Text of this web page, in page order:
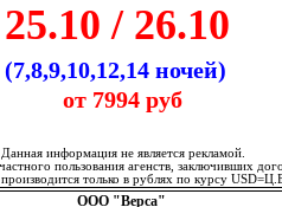
25.10 / 26.10
(7,8,9,10,12,14 ночей)
от 7994 руб
Данная информация не является рекламой.
пользования агенств, заключивших
только в рублях по курсу
ООО "Верса"